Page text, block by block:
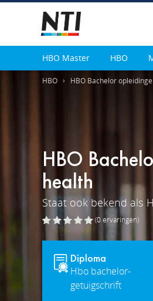
HBO Master HBO
HBO HBO Bachelor
HBO
health
Staat ook bekend als
(0ervaringen)
Diploma
Hbo bachelor-
getuigschrift